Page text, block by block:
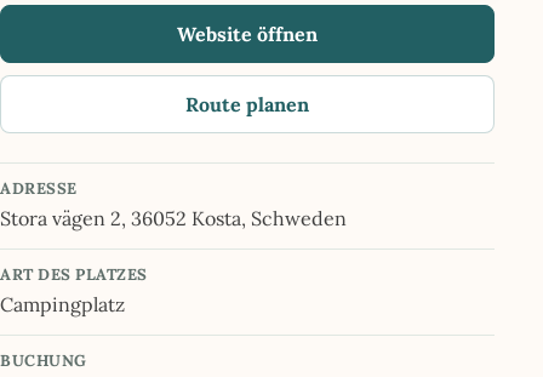
Website öffnen
Route planen
ADRESSE
Stora vägen 2, 36052 Kosta, Schweden
ART DES PLATZES
Campingplatz
BUCHUNG